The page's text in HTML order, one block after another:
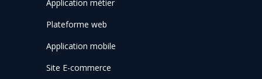
Application métier
Plateforme web
Application mobile
Site E-commerce